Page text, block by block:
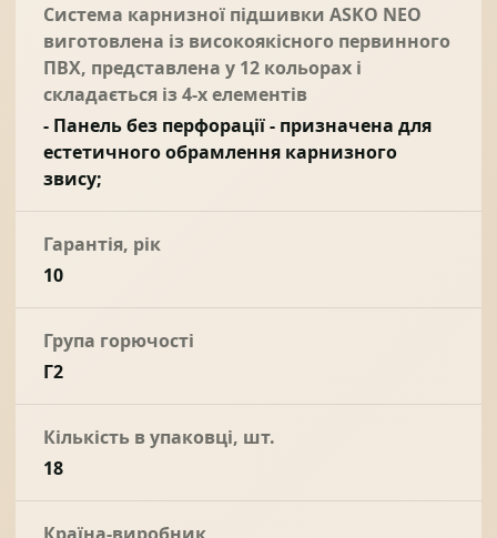
Система карнизної підшивки ASKO NEO
виготовлена із високоякісного первинного
ПВХ, представлена у 12 кольорах і
складається із 4-х елементів
- Панель без перфорації - призначена для
естетичного обрамлення карнизного
звису;
Гарантія, рік
10
Група горючості
Г2
Кількість в упаковці, шт.
18